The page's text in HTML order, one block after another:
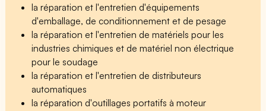
la réparation et l'entretien d'équipements
d'emballage, de conditionnement et de pesage
la réparation et l'entretien de matériels pour les
industries chimiques et de matériel non électrique
pour le soudage
la réparation et l'entretien de distributeurs
automatiques
la réparation d'outillages portatifs à moteur